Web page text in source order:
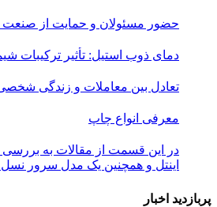
حضور مسئولان و حمایت از
دمای ذوب استیل: تأثیر ترکیبات
تعادل بین معاملات و زندگی
معرفی انواع چاپ
در این قسمت از مقالات به بررسی
اینتل و همچنین یک مدل سرور نسل ۱۰ hp پرداخته می شود :
پربازدید اخبار